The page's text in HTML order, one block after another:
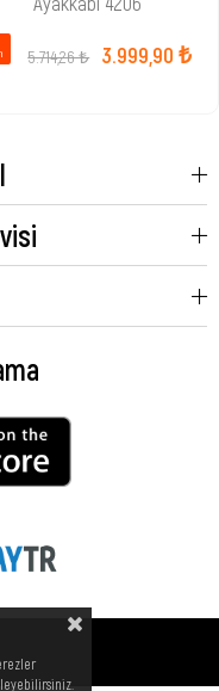
3.999,90 ₺
5.714,26 ₺